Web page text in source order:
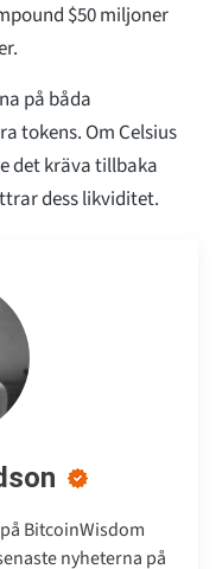
$50 miljoner
på båda
tokens. Om Celsius
det kräva tillbaka
dess likviditet.
BitcoinWisdom
nyheterna på